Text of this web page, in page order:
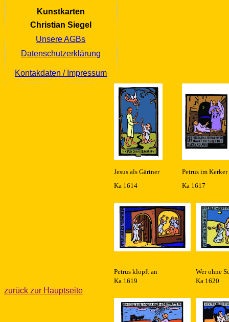
Kunstkarten
Christian Siegel
Unsere AGBs
Datenschutzerklärung
Kontakdaten / Impressum
Jesus als Gärtner
Petrus im Kerker
Ka 1614
Ka 1617
Petrus klopft an
Wer ohne
Ka 1619
Ka 1620
zurück zur Hauptseite